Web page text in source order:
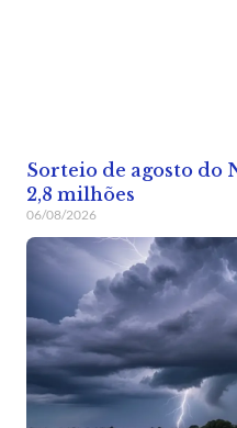
Sorteio de agosto do
2,8 milhões
06/08/2026